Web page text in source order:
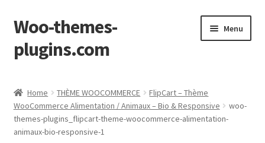
Skip
to
navigation
Skip
to
content
Woo-themes-
plugins.com
Menu
Home THÈME WOOCOMMERCE
FlipCart – Thème
WooCommerce Alimentation / Animaux – Bio & Responsive
woo-
themes-plugins_flipcart-theme-woocommerce-alimentation-
animaux-bio-responsive-1